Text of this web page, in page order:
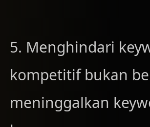
5. Menghindari
kompetitif bukan
meninggalkan